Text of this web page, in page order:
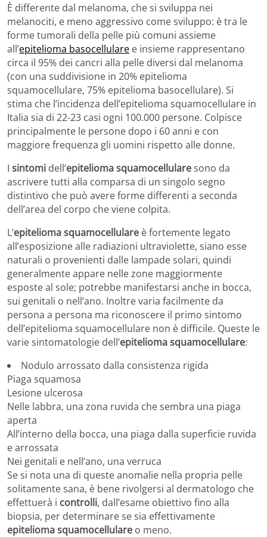
È differente dal melanoma, che si sviluppa nei
melanociti, e meno aggressivo come sviluppo: è tra le
forme tumorali della pelle più comuni assieme
all’epitelioma basocellulare e insieme rappresentano
circa il 95% dei cancri alla pelle diversi dal melanoma
(con una suddivisione in 20% epitelioma
squamocellulare, 75% epitelioma basocellulare). Si
stima che l’incidenza dell’epitelioma squamocellulare in
Italia sia di 22-23 casi ogni 100.000 persone. Colpisce
principalmente le persone dopo i 60 anni e con
maggiore frequenza gli uomini rispetto alle donne.
I sintomi dell’epitelioma squamocellularesono da
ascrivere tutti alla comparsa di un singolo segno
distintivo che può avere forme differenti a seconda
dell’area del corpo che viene colpita.
L’epitelioma squamocellulare è fortemente legato
all’esposizione alle radiazioni ultraviolette, siano esse
naturali o provenienti dalle lampade solari, quindi
generalmente appare nelle zone maggiormente
esposte al sole; potrebbe manifestarsi anche in bocca,
sui genitali o nell’ano. Inoltre varia facilmente da
persona a persona ma riconoscere il primo sintomo
dell’epitelioma squamocellulare non è difficile. Queste le
varie sintomatologie dell’epitelioma squamocellulare:
Nodulo arrossato dalla consistenza rigida
Piaga squamosa
Lesione ulcerosa
Nelle labbra, una zona ruvida che sembra una piaga
aperta
All’interno della bocca, una piaga dalla superficie ruvida
e arrossata
Nei genitali e nell’ano, una verruca
Se si nota una di queste anomalie nella propria pelle
solitamente sana, è bene rivolgersi al dermatologo che
effettuerà i controlli, dall’esame obiettivo fino alla
biopsia, per determinare se sia effettivamente
epitelioma squamocellulare o meno.